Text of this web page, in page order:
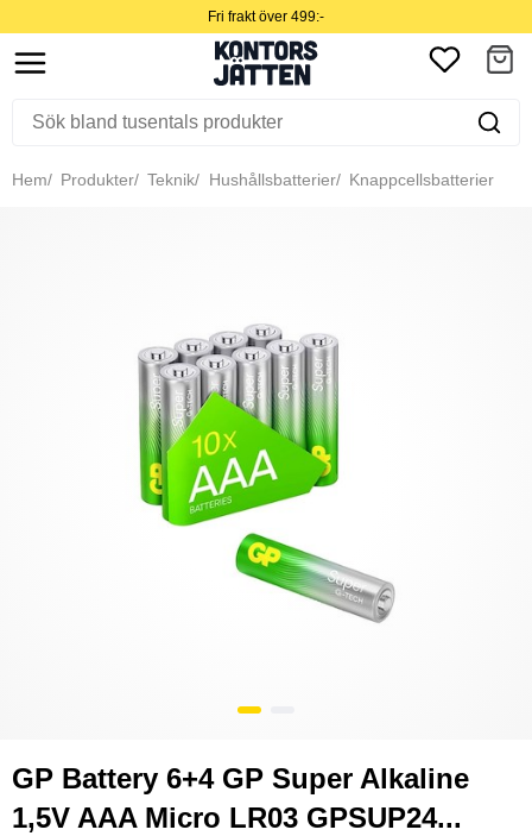
Fri frakt över 499:-
Hem Produkter Teknik Hushållsbatterier Knappcellsbatterier
GP Battery 6+4 GP Super Alkaline
1,5V AAA Micro LR03 GPSUP24...